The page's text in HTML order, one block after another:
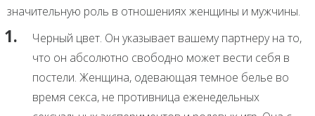
значительную роль в отношениях женщины и мужчины.
Черный цвет. Он указывает вашему партнеру на то,
что он абсолютно свободно может вести себя в
постели. Женщина, одевающая темное белье во
время секса, не противница еженедельных